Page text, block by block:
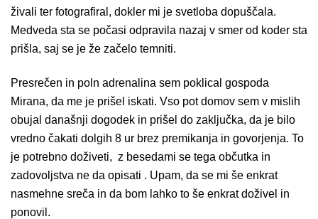
živali ter fotografiral, dokler mi je svetloba dopuščala.
Medveda sta se počasi odpravila nazaj v smer od koder sta
prišla, saj se je že začelo temniti.
Presrečen in poln adrenalina sem poklical gospoda
Mirana, da me je prišel iskati. Vso pot domov sem v mislih
obujal današnji dogodek in prišel do zaključka, da je bilo
vredno čakati dolgih 8 ur brez premikanja in govorjenja. To
je potrebno doživeti, z besedami se tega občutka in
zadovoljstva ne da opisati . Upam, da se mi še enkrat
nasmehne sreča in da bom lahko to še enkrat doživel in
ponovil.